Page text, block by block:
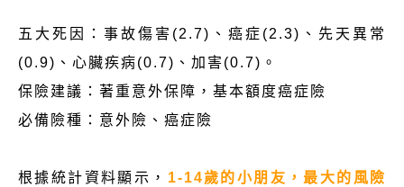
五大死因：事故傷害(2.7)、癌症(2.3)、先天異常
(0.9)、心臟疾病(0.7)、加害(0.7)。
保險建議：著重意外保障，基本額度癌症險
必備險種：意外險、癌症險
根據統計資料顯示， 1-14歲的小朋友，最大的風險